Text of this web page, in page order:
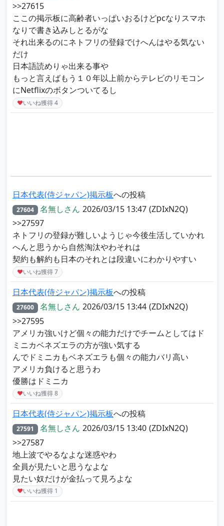
>>27615
ここの掲示板に高齢者いっぱいおるけどpcなりスマホ
なりで書き込みしとるがな
それ出来るのにネトフリの登録でけへんはやる気ない
だけ
日本語読めりゃ出来る事や
もっと言えばもう１０年以上前からテレビのリモコン
にNetflixのボタンついてるし
♥いいね獲得4
日本代表(侍ジャパン)掲示板への投稿
27604 名無しさん 2026/03/15 13:47 (ZDIxN2Q)
>>27597
ネトフリの登録が難しいようじゃ今後生活していかれ
へんと思うから自然淘汰やわそれは
契約も解約も日本のそれとは段違いにわかりやすい
♥いいね獲得7
日本代表(侍ジャパン)掲示板への投稿
27600 名無しさん 2026/03/15 13:44 (ZDIxN2Q)
>>27595
アメリカ強いけど個々の能力だけでチームとしてはド
ミニカベネズエラの方が強い気する
んでドミニカもベネズエラも個々の能力バリ高い
アメリカ負けると思うわ
優勝はドミニカ
♥いいね獲得8
日本代表(侍ジャパン)掲示板への投稿
27591 名無しさん 2026/03/15 13:40 (ZDIxN2Q)
>>27587
地上波でやるなよな迷惑やわ
全員が見たいと思うなよな
見たい奴だけが金払って見ろよな
♥いいね獲得 1